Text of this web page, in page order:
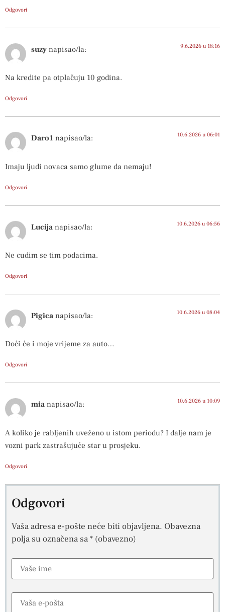
Odgovori
suzy napisao/la: 9.6.2026 u 18:16
Na kredite pa otplačuju 10 godina.
Odgovori
Daro1 napisao/la: 10.6.2026 u 06:01
Imaju ljudi novaca samo glume da nemaju!
Odgovori
Lucija napisao/la: 10.6.2026 u 06:56
Ne cudim se tim podacima.
Odgovori
Pigica napisao/la: 10.6.2026 u 08:04
Doći će i moje vrijeme za auto…
Odgovori
mia napisao/la: 10.6.2026 u 10:09
A koliko je rabljenih uveženo u istom periodu? I dalje nam je
vozni park zastrašujuće star u prosjeku.
Odgovori
Odgovori
Vaša adresa e-pošte neće biti objavljena. Obavezna
polja su označena sa* (obavezno)